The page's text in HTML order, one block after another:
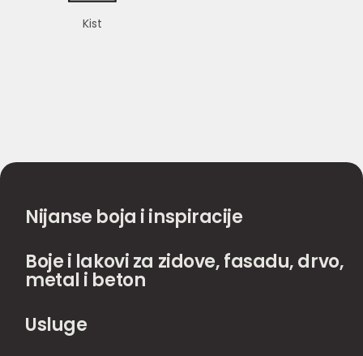
Kist
Nijanse boja i inspiracije
Boje i lakovi za zidove, fasadu, drvo,
metal i beton
Usluge